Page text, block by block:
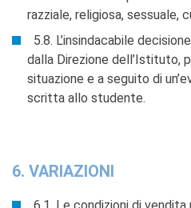
razziale, religiosa, sessuale,
5.8. L’insindacabile
dalla Direzione dell’Istituto,
situazione e a seguito di
scritta allo studente.
6. VARIAZIONI